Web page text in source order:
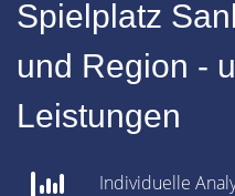
Spielplatz
und Region -
Leistungen
Individuelle